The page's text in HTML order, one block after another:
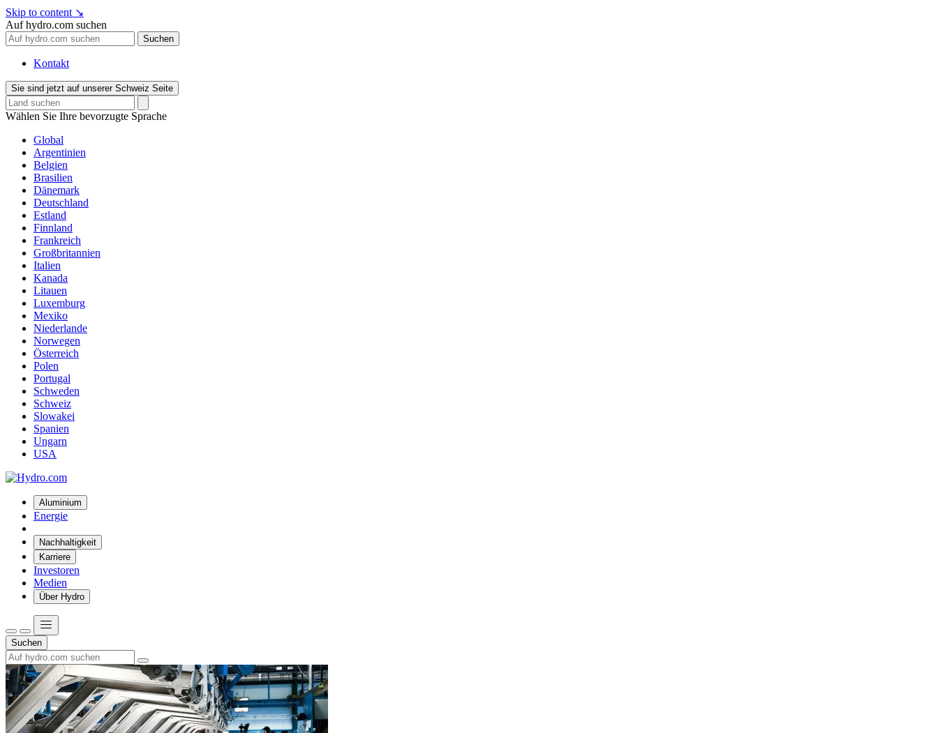
Skip to content ↘
Auf hydro.com suchen
Suchen
Kontakt
Sie sind jetzt auf unserer Schweiz Seite
Wählen Sie Ihre bevorzugte Sprache
Global
Argentinien
Belgien
Brasilien
Dänemark
Deutschland
Estland
Finnland
Frankreich
Großbritannien
Italien
Kanada
Litauen
Luxemburg
Mexiko
Niederlande
Norwegen
Österreich
Polen
Portugal
Schweden
Schweiz
Slowakei
Spanien
Ungarn
USA
Aluminium
Energie
Nachhaltigkeit
Karriere
Investoren
Medien
Über Hydro
Suchen